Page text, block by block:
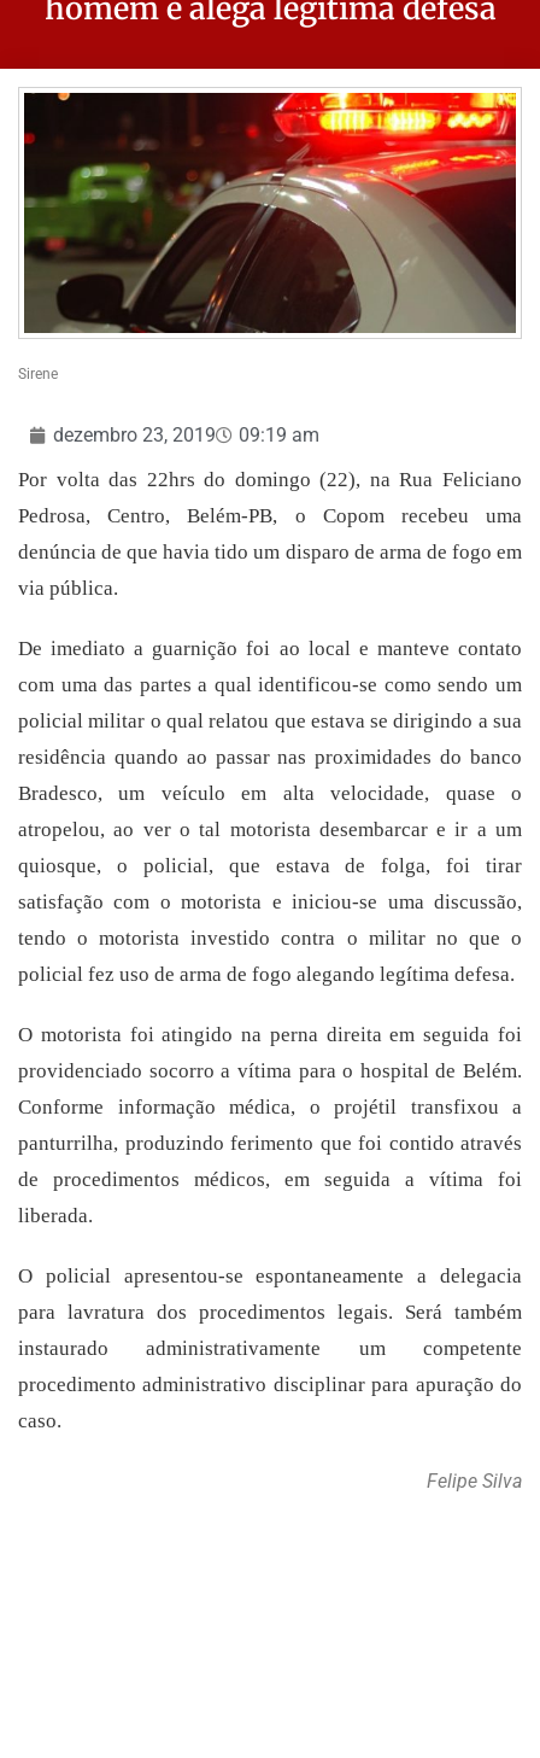
homem e alega legítima defesa
Sirene
dezembro 23, 2019
09:19 am
Por volta das 22hrs do domingo (22), na Rua Feliciano
Pedrosa, Centro, Belém-PB, o Copom recebeu uma
denúncia de que havia tido um disparo de arma de fogo em
via pública.
De imediato a guarnição foi ao local e manteve contato
com uma das partes a qual identificou-se como sendo um
policial militar o qual relatou que estava se dirigindo a sua
residência quando ao passar nas proximidades do banco
Bradesco, um veículo em alta velocidade, quase o
atropelou, ao ver o tal motorista desembarcar e ir a um
quiosque, o policial, que estava de folga, foi tirar
satisfação com o motorista e iniciou-se uma discussão,
tendo o motorista investido contra o militar no que o
policial fez uso de arma de fogo alegando legítima defesa.
O motorista foi atingido na perna direita em seguida foi
providenciado socorro a vítima para o hospital de Belém.
Conforme informação médica, o projétil transfixou a
panturrilha, produzindo ferimento que foi contido através
de procedimentos médicos, em seguida a vítima foi
liberada.
O policial apresentou-se espontaneamente a delegacia
para lavratura dos procedimentos legais. Será também
instaurado administrativamente um competente
procedimento administrativo disciplinar para apuração do
caso.
Felipe Silva